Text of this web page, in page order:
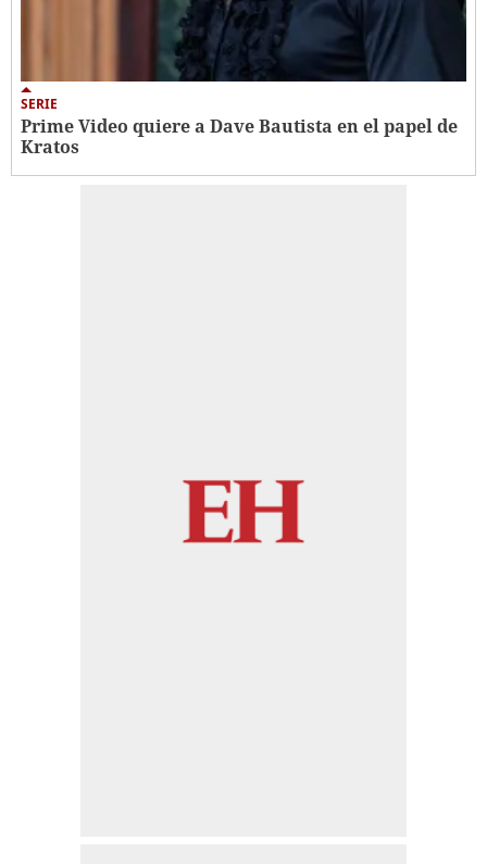
SERIE
Prime Video quiere a Dave Bautista en el papel de
Kratos